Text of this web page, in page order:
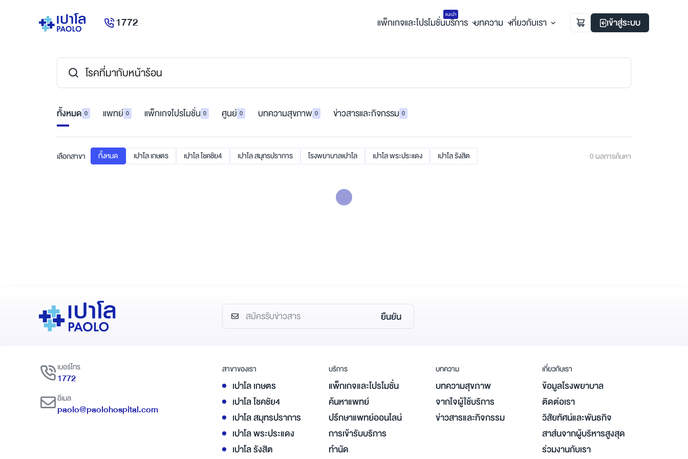
1772 แพ็กเกจและโปรโมชั่น
แนะนำ
บริการ บทความ เกี่ยวกับเรา เข้าสู่ระบบ
ทั้งหมด 0 แพทย์ 0 แพ็กเกจโปรโมชั่น 0 ศูนย์ 0 บทความสุขภาพ 0 ข่าวสารและกิจกรรม 0
เลือกสาขา ทั้งหมด เปาโล เกษตร เปาโล โชคชัย4 เปาโล สมุทรปราการ โรงพยาบาลเปาโล เปาโล พระประแดง เปาโล รังสิต 0 ผลการค้นหา
ยืนยัน
เบอร์โทร
1772
อีเมล
paolo@paolohospital.com
สาขาของเรา
เปาโล เกษตร
เปาโล โชคชัย4
เปาโล สมุทรปราการ
เปาโล พระประแดง
เปาโล รังสิต
บริการ
แพ็กเกจและโปรโมชั่น
ค้นหาแพทย์
ปรึกษาแพทย์ออนไลน์
การเข้ารับบริการ
ทำนัด
บทความ
บทความสุขภาพ
จากใจผู้ใช้บริการ
ข่าวสารและกิจกรรม
เกี่ยวกับเรา
ข้อมูลโรงพยาบาล
ติดต่อเรา
วิสัยทัศน์และพันธกิจ
สาส์นจากผู้บริหารสูงสุด
ร่วมงานกับเรา